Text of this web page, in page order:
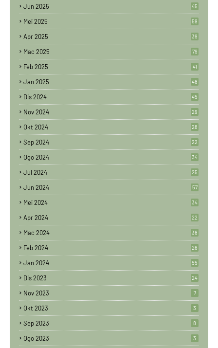
Jun 2025 45
Mei 2025 59
Apr 2025 39
Mac 2025 79
Feb 2025 41
Jan 2025 48
Dis 2024 45
Nov 2024 29
Okt 2024 28
Sep 2024 22
Ogo 2024 34
Jul 2024 25
Jun 2024 57
Mei 2024 34
Apr 2024 22
Mac 2024 38
Feb 2024 26
Jan 2024 55
Dis 2023 24
Nov 2023 7
Okt 2023 3
Sep 2023 8
Ogo 2023 3